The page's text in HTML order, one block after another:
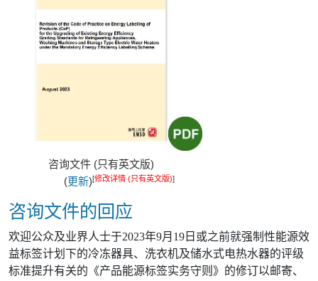
咨询文件 (只有英文版)
(更新)[修改详情 (只有英文版)]
咨询文件的回应
欢迎公众及业界人士于2023年9月19日或之前就强制性能源效
益标签计划下的冷冻器具、洗衣机及储水式电热水器的评级
标准提升有关的《产品能源标签实务守则》的修订以邮寄、